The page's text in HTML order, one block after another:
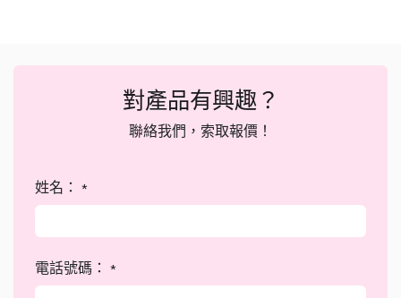
對產品有興趣？
聯絡我們，索取報價！
姓名： *
電話號碼： *